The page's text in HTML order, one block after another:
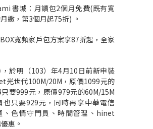
書城：月讀包2個月免費(既有寬
繳，第3個月起75折) 。
寬頻家戶包方案享87折起，全家
於明（103）年4月10日前新申裝
光世代100M/20M，原價1099元的
要999元，原價979元的60M/15M
也只要929元，同時再享中華電信
、色情守門員、時間管理、hinet
惠。